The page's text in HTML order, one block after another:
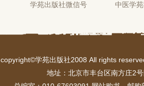
学苑出版社微信号 中医学
copyright©学苑出版社2008 All rights
地址：北京市丰台区南方庄2